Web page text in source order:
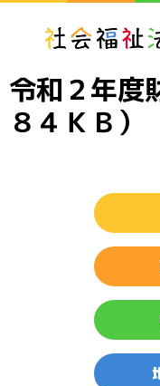
令和２年度
８４ＫＢ）